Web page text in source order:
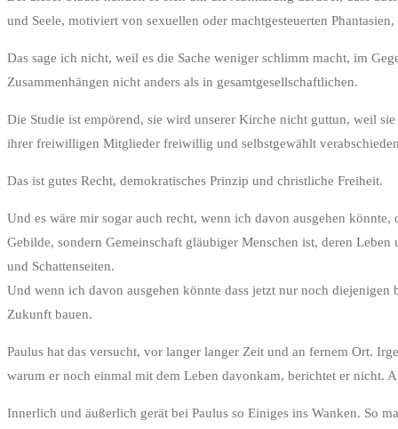
und Seele, motiviert von sexuellen oder machtgesteuerten
Das sage ich nicht, weil es die Sache weniger schlimm macht, im
Zusammenhängen nicht anders als in gesamtgesellschaftlichen.
Die Studie ist empörend, sie wird unserer Kirche nicht guttun, weil
ihrer freiwilligen Mitglieder freiwillig und selbstgewählt
Das ist gutes Recht, demokratisches Prinzip und christliche Freiheit.
Und es wäre mir sogar auch recht, wenn ich davon ausgehen
Gebilde, sondern Gemeinschaft gläubiger Menschen ist, deren
und Schattenseiten.
Und wenn ich davon ausgehen könnte dass jetzt nur noch
Zukunft bauen.
Paulus hat das versucht, vor langer langer Zeit und an fernem Ort.
warum er noch einmal mit dem Leben davonkam, berichtet er nicht.
Innerlich und äußerlich gerät bei Paulus so Einiges ins Wanken. So